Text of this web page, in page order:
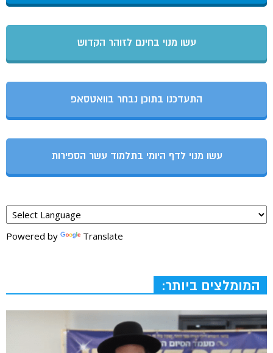
עשו מנוי בחינם לזוהר הקדוש
התעדכנו בתוכן נבחר בוואטסאפ
עשו מנוי לדף היומי בתלמוד עשר הספירות
Powered by Translate
המומלצים ביותר: